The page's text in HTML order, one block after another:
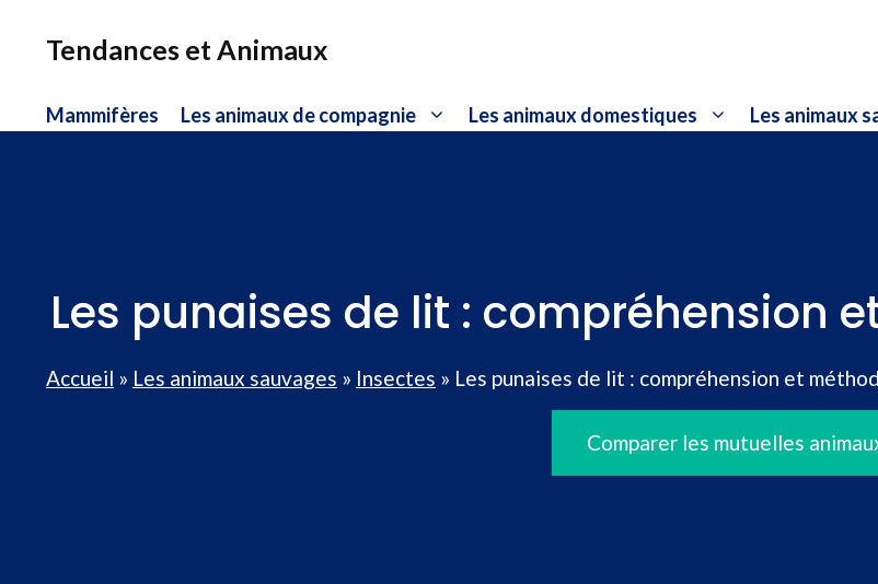
Tendances et Animaux
Mammifères Les animaux de compagnie Les animaux domestiques Les animaux
Les punaises de lit : compréhension
Accueil » Les animaux sauvages » Insectes » Les punaises de lit : compréhension et
Comparer les mutuelles